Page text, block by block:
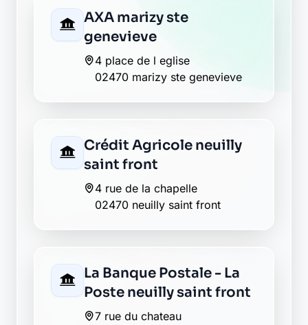
AXA marizy ste
genevieve
4 place de l eglise
02470 marizy ste genevieve
Crédit Agricole neuilly
saint front
4 rue de la chapelle
02470 neuilly saint front
La Banque Postale - La
Poste neuilly saint front
7 rue du chateau